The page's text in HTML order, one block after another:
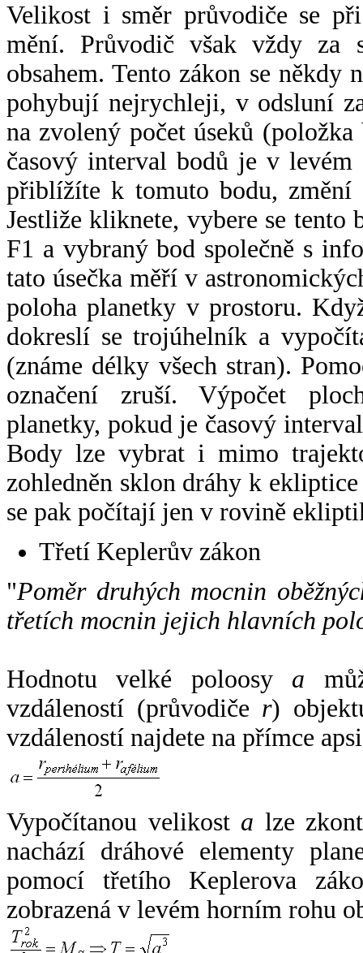
Velikost i směr průvodiče se
mění. Průvodič však vždy za
obsahem. Tento zákon se někdy
pohybují nejrychleji, v odsluní
na zvolený počet úseků
časový interval bodů je v
přiblížíte k tomuto bodu,
Jestliže kliknete, vybere se tento
F1 a vybraný bod společně s
tato úsečka měří v
poloha planetky v prostoru.
dokreslí se trojúhelník a
(známe délky všech stran).
označení zruší. Výpočet
planetky, pokud je časový
Body lze vybrat i mimo
zohledněn sklon dráhy k
se pak počítají jen v rovině
Třetí Keplerův zákon
"Poměr druhých mocnin
třetích mocnin jejich hlavních
Hodnotu velké poloosy a
vzdáleností (průvodiče r)
vzdáleností najdete na přímce
Vypočítanou velikost a lze
nachází dráhové elementy
pomocí třetího Keplerova
zobrazená v levém horním rohu